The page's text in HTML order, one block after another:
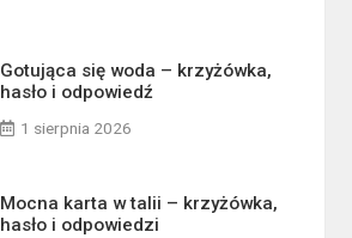
Gotująca się woda – krzyżówka,
hasło i odpowiedź
1 sierpnia 2026
Mocna karta w talii – krzyżówka,
hasło i odpowiedzi